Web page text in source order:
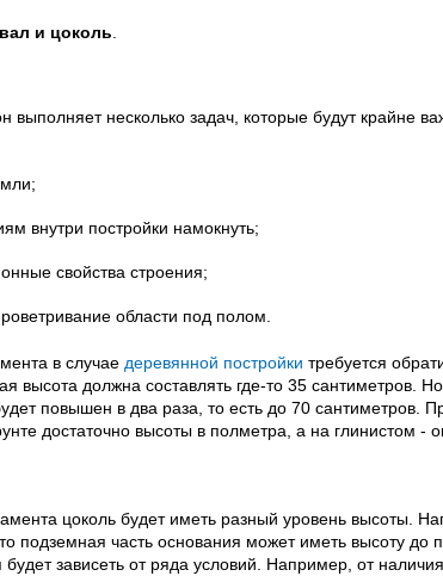
и цоколь
выполняет несколько задач, которые будут крайне
внутри постройки намокнуть;
свойства строения;
области под полом.
в случае деревянной постройки требуется
высота должна составлять где-то 35 сантиметров.
повышен в два раза, то есть до 70 сантиметров.
достаточно высоты в полметра, а на глинистом -
цоколь будет иметь разный уровень высоты.
, то подземная часть основания может иметь высоту до
зависеть от ряда условий. Например, от